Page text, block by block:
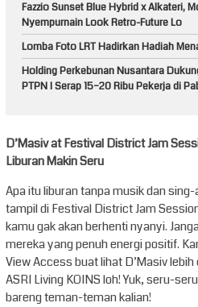
Fazzio Sunset Blue Hybrid x Alkateri,
Nyempurnain Look Retro-Future Lo
Lomba Foto LRT Hadirkan Hadiah
Holding Perkebunan Nusantara
PTPN I Serap 15–20 Ribu Pekerja di
D’Masiv at Festival District Jam
Liburan Makin Seru
Apa itu liburan tanpa musik dan
tampil di Festival District Jam
kamu gak akan berhenti nyanyi.
mereka yang penuh energi positif.
View Access buat lihat D’Masiv
ASRI Living KOINS loh! Yuk, seru-
bareng teman-teman kalian!